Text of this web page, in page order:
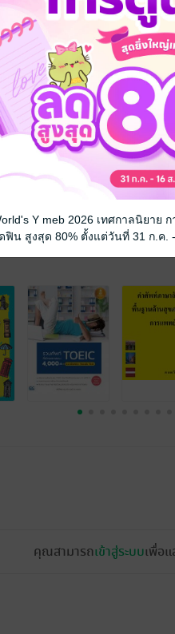
คุณสามารถเข้าสู่ระบบเพื่อ
Y meb 2026 เทศกาลนิยาย
ฟิน สูงสุด 80% ตั้งแต่วันที่ 31 ก.ค.